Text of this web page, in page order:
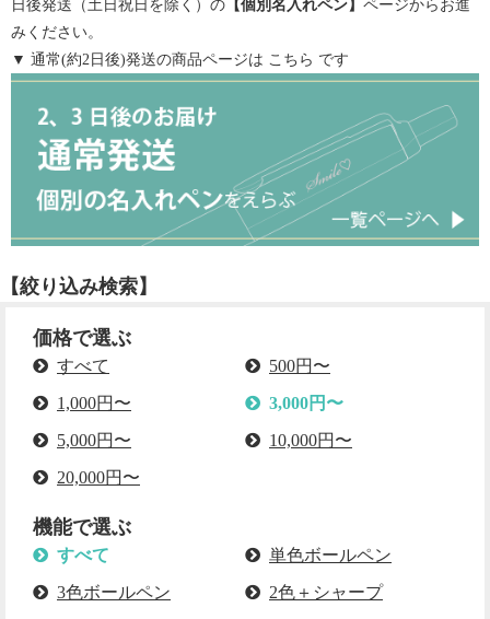
日後発送（土日祝日を除く）の 【個別名入れペン】 ページからお進
みください。
▼ 通常(約2日後)発送の商品ページは こちら です
【絞り込み検索】
価格で選ぶ
すべて
500円〜
1,000円〜
3,000円〜
5,000円〜
10,000円〜
20,000円〜
機能で選ぶ
すべて
単色ボールペン
3色ボールペン
2色＋シャープ